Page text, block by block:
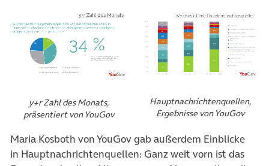
y+r Zahl des Monats,
präsentiert von YouGov
Hauptnachrichtenquellen,
Ergebnisse von YouGov
Maria Kosboth von YouGov gab außerdem Einblicke
in Hauptnachrichtenquellen: Ganz weit vorn ist das